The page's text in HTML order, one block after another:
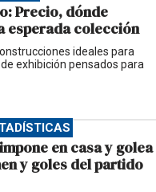
Precio, dónde
esperada colección
ideales para
exhibición pensados para
en casa y golea
y goles del partido